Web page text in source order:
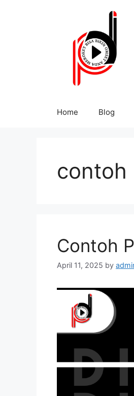
Home Blog
contoh
Contoh
April 11, 2025 by